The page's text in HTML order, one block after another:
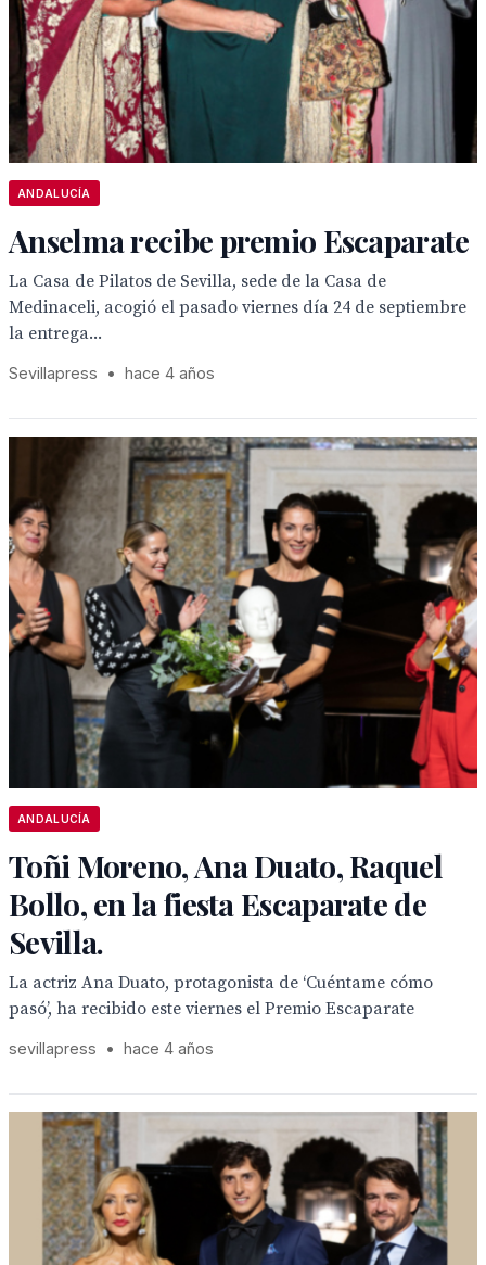
ANDALUCÍA
Anselma recibe premio Escaparate
La Casa de Pilatos de Sevilla, sede de la Casa de
Medinaceli, acogió el pasado viernes día 24 de septiembre
la entrega...
Sevillapress • hace 4 años
ANDALUCÍA
Toñi Moreno, Ana Duato, Raquel
Bollo, en la fiesta Escaparate de
Sevilla.
La actriz Ana Duato, protagonista de ‘Cuéntame cómo
pasó’, ha recibido este viernes el Premio Escaparate
sevillapress • hace 4 años